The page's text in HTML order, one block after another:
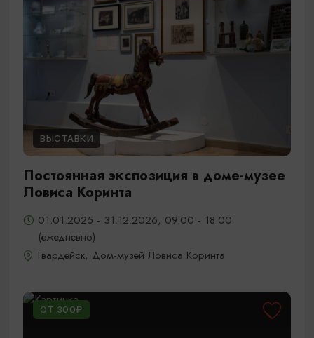
ВЫСТАВКИ
Постоянная экспозиция в доме-музее
Ловиса Коринта
01.01.2025 - 31.12.2026, 09.00 - 18.00
(ежедневно)
Гвардейск, Дом-музей Ловиса Коринта
ОТ 300₽